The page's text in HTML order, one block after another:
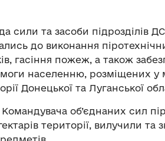
сили та засоби підрозділів
до виконання
гасіння пожеж, а також
населенню, розміщених у
Донецької та Луганської
об’єднаних сил
території, вилучили та